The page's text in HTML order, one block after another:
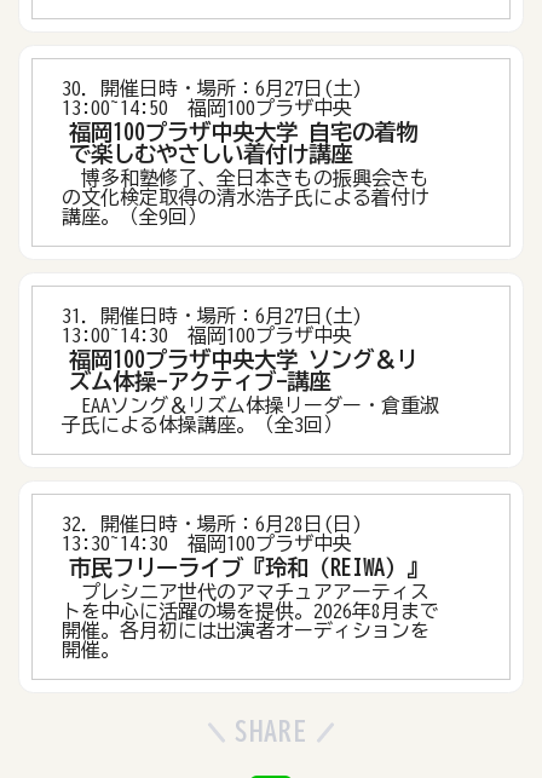
30．開催日時・場所：6月27日(土)
13:00~14:50 福岡100プラザ中央
福岡100プラザ中央大学 自宅の着物
で楽しむやさしい着付け講座
博多和塾修了、全日本きもの振興会きも
の文化検定取得の清水浩子氏による着付け
講座。（全9回）
31．開催日時・場所：6月27日(土)
13:00~14:30 福岡100プラザ中央
福岡100プラザ中央大学 ソング＆リ
ズム体操-アクティブ-講座
EAAソング＆リズム体操リーダー・倉重淑
子氏による体操講座。（全3回）
32．開催日時・場所：6月28日(日)
13:30~14:30 福岡100プラザ中央
市民フリーライブ『玲和（REIWA）』
プレシニア世代のアマチュアアーティス
トを中心に活躍の場を提供。2026年8月まで
開催。各月初には出演者オーディションを
開催。
SHARE